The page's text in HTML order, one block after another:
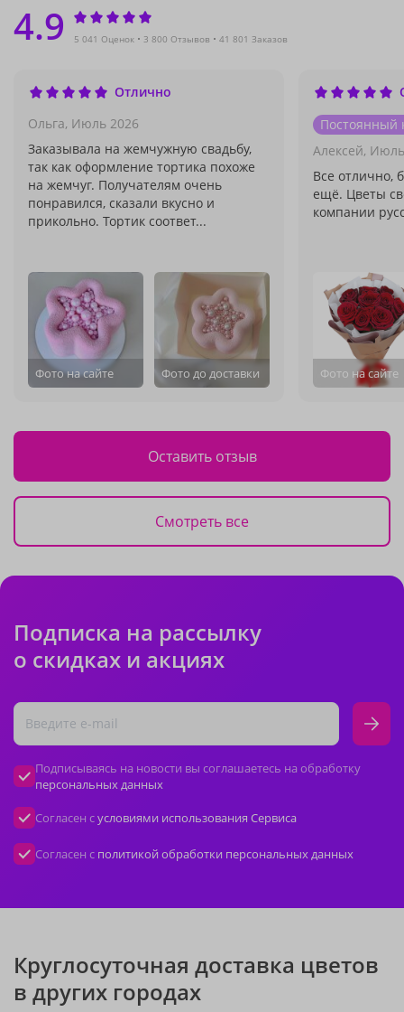
4.9 5 041 Оценок 3 800 Отзывов 41 801 Заказов
Отлично
Ольга, Июль 2026
Заказывала на жемчужную свадьбу,
так как оформление тортика похоже
на жемчуг. Получателям очень
понравился, сказали вкусно и
прикольно. Тортик соответ...
Фото на сайте Фото до доставки
Постоянный
Алексей,
Все отлично,
ещё. Цветы
компании
Фото на сайте
Оставить отзыв
Смотреть все
Подписка на рассылку
о скидках и акциях
Подписываясь на новости вы соглашаетесь на обработку
персональных данных
Согласен сусловиями использования Сервиса
Согласен с политикой обработки персональных данных
Круглосуточная доставка цветов
в других городах